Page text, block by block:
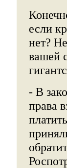
если
нет?
вашей
- В
права